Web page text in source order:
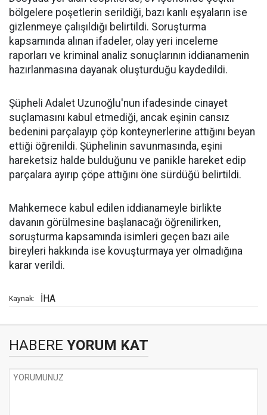
bölgelere poşetlerin serildiği, bazı kanlı eşyaların ise
gizlenmeye çalışıldığı belirtildi. Soruşturma
kapsamında alınan ifadeler, olay yeri inceleme
raporları ve kriminal analiz sonuçlarının iddianamenin
hazırlanmasına dayanak oluşturduğu kaydedildi.
Şüpheli Adalet Uzunoğlu'nun ifadesinde cinayet
suçlamasını kabul etmediği, ancak eşinin cansız
bedenini parçalayıp çöp konteynerlerine attığını beyan
ettiği öğrenildi. Şüphelinin savunmasında, eşini
hareketsiz halde bulduğunu ve panikle hareket edip
parçalara ayırıp çöpe attığını öne sürdüğü belirtildi.
Mahkemece kabul edilen iddianameyle birlikte
davanın görülmesine başlanacağı öğrenilirken,
soruşturma kapsamında isimleri geçen bazı aile
bireyleri hakkında ise kovuşturmaya yer olmadığına
karar verildi.
Kaynak: İHA
HABERE YORUM KAT